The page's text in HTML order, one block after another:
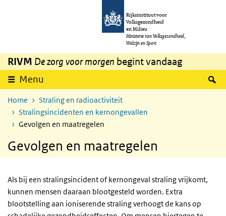
Overslaan en naar de inhoud gaan
Rijksinstituut voor
Volksgezondheid
en Milieu
Ministerie van Volksgezondheid,
Welzijn en Sport
RIVM De zorg voor morgen begint vandaag
Menu
Home
Straling en radioactiviteit
Stralingsincidenten en kernongevallen
Gevolgen en maatregelen
Gevolgen en maatregelen
Als bij een stralingsincident of kernongeval straling vrijkomt,
kunnen mensen daaraan blootgesteld worden. Extra
blootstelling aan ioniserende straling verhoogt de kans op